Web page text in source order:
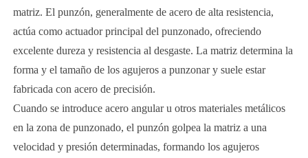
matriz. El punzón, generalmente de acero de alta resistencia,
actúa como actuador principal del punzonado, ofreciendo
excelente dureza y resistencia al desgaste. La matriz determina la
forma y el tamaño de los agujeros a punzonar y suele estar
fabricada con acero de precisión.
Cuando se introduce acero angular u otros materiales metálicos
en la zona de punzonado, el punzón golpea la matriz a una
velocidad y presión determinadas, formando los agujeros